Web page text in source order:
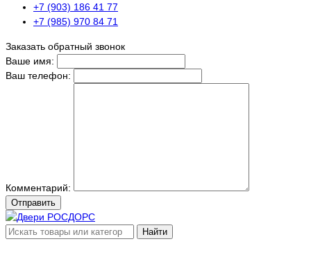
+7 (903) 186 41 77
+7 (985) 970 84 71
Заказать обратный звонок
Ваше имя:
Ваш телефон:
Комментарий:
Отправить
Найти